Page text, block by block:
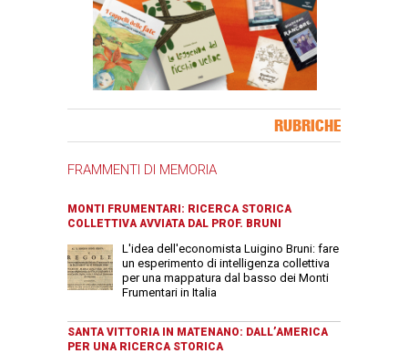
RUBRICHE
FRAMMENTI DI MEMORIA
MONTI FRUMENTARI: RICERCA STORICA
COLLETTIVA AVVIATA DAL PROF. BRUNI
L'idea dell'economista Luigino Bruni: fare
un esperimento di intelligenza collettiva
per una mappatura dal basso dei Monti
Frumentari in Italia
SANTA VITTORIA IN MATENANO: DALL’AMERICA
PER UNA RICERCA STORICA